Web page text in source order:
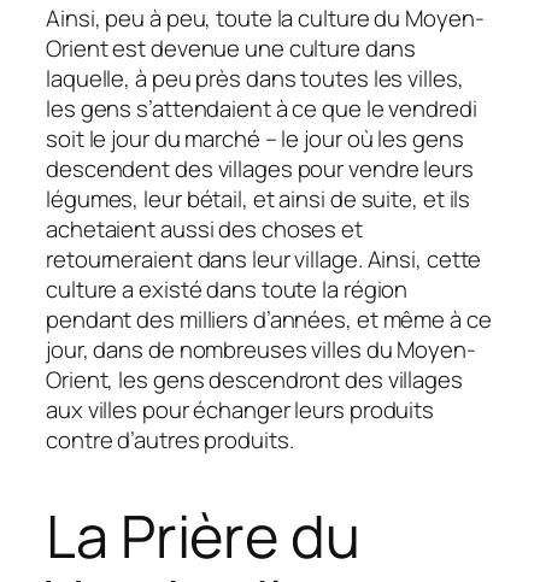
Ainsi, peu à peu, toute la culture du Moyen-
Orient est devenue une culture dans
laquelle, à peu près dans toutes les villes,
les gens s’attendaient à ce que le vendredi
soit le jour du marché – le jour où les gens
descendent des villages pour vendre leurs
légumes, leur bétail, et ainsi de suite, et ils
achetaient aussi des choses et
retourneraient dans leur village. Ainsi, cette
culture a existé dans toute la région
pendant des milliers d’années, et même à ce
jour, dans de nombreuses villes du Moyen-
Orient, les gens descendront des villages
aux villes pour échanger leurs produits
contre d’autres produits.
La Prière du